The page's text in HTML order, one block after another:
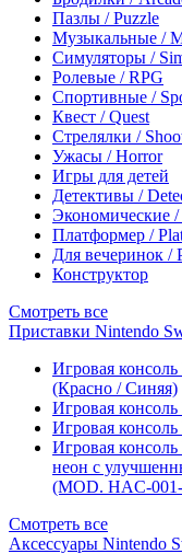
Пазлы / Puzzle
Музыкальные /
Симуляторы /
Ролевые / RPG
Спортивные /
Квест / Quest
Стрелялки /
Ужасы / Horror
Игры для детей
Детективы /
Экономические
Платформер /
Для вечеринок /
Конструктор
Смотреть все
Приставки Nintendo
Игровая
(Красно / Синяя)
Игровая
Игровая
Игровая
неон с
(MOD. HAC-
Смотреть все
Аксессуары Nintendo